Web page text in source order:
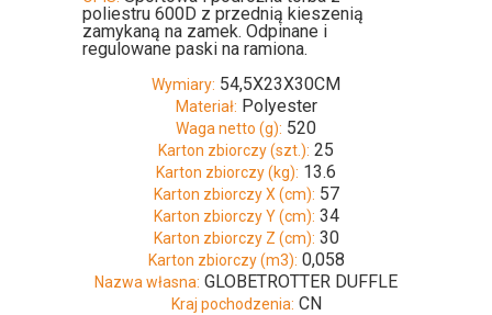
poliestru 600D z przednią kieszenią
zamykaną na zamek. Odpinane i
regulowane paski na ramiona.
Wymiary: 54,5X23X30CM
Materiał: Polyester
Waga netto (g): 520
Karton zbiorczy (szt.): 25
Karton zbiorczy (kg): 13.6
Karton zbiorczy X (cm): 57
Karton zbiorczy Y (cm): 34
Karton zbiorczy Z (cm): 30
Karton zbiorczy (m3): 0,058
Nazwa własna: GLOBETROTTER DUFFLE
Kraj pochodzenia: CN